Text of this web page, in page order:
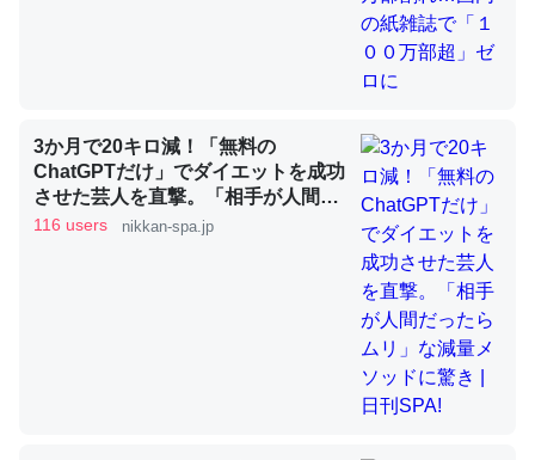
─ニュース :: 【研究発表】昆虫学の大問題＝「昆虫はなぜ海にいな
ウチもEchoを実家に置いて４年。でたまに覗いてる。ぼ
ちぼちRingも置こうかと画策中。あと、Googleマップで
位置情報を共有してる。電池残量や充電中かが分かるので
─たまにLINEするくらいだった遠方の父67歳と僕。ITツール導入で
コミュニケーションが劇的に変化した｜tayorini by LIFULL介護
3か月で20キロ減！「無料の
ChatGPTだけ」でダイエットを成功
させた芸人を直撃。「相手が人間だ
ったらムリ」な減量メソッドに驚き
116 users nikkan-spa.jp